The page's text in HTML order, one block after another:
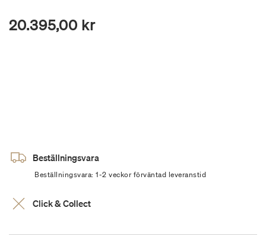
20.395,00 kr
Beställningsvara
Beställningsvara: 1-2 veckor förväntad leveranstid
Click & Collect